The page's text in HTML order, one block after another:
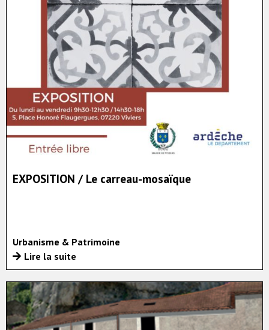
EXPOSITION / Le carreau-mosaïque
Urbanisme & Patrimoine
Lire la suite